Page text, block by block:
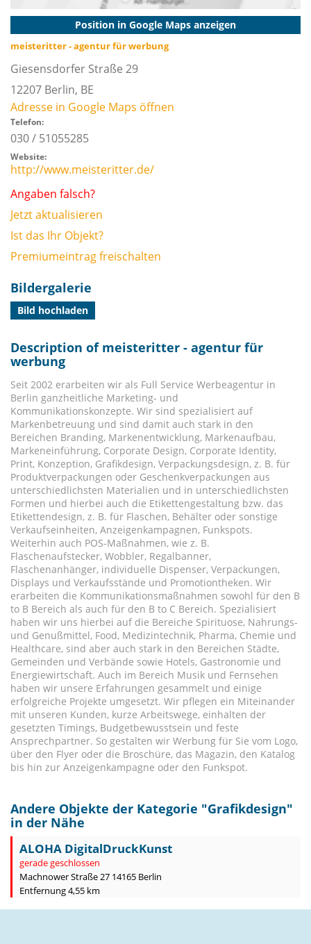
Position in Google Maps anzeigen
meisteritter - agentur für werbung
Giesensdorfer Straße 29
12207 Berlin, BE
Adresse in Google Maps öffnen
Telefon:
030 / 51055285
Website:
http://www.meisteritter.de/
Angaben falsch?
Jetzt aktualisieren
Ist das Ihr Objekt?
Premiumeintrag freischalten
Bildergalerie
Bild hochladen
Description of meisteritter - agentur für
werbung
Seit 2002 erarbeiten wir als Full Service Werbeagentur in
Berlin ganzheitliche Marketing- und
Kommunikationskonzepte. Wir sind spezialisiert auf
Markenbetreuung und sind damit auch stark in den
Bereichen Branding, Markenentwicklung, Markenaufbau,
Markeneinführung, Corporate Design, Corporate Identity,
Print, Konzeption, Grafikdesign, Verpackungsdesign, z. B. für
Produktverpackungen oder Geschenkverpackungen aus
unterschiedlichsten Materialien und in unterschiedlichsten
Formen und hierbei auch die Etikettengestaltung bzw. das
Etikettendesign, z. B. für Flaschen, Behälter oder sonstige
Verkaufseinheiten, Anzeigenkampagnen, Funkspots.
Weiterhin auch POS-Maßnahmen, wie z. B.
Flaschenaufstecker, Wobbler, Regalbanner,
Flaschenanhänger, individuelle Dispenser, Verpackungen,
Displays und Verkaufsstände und Promotiontheken. Wir
erarbeiten die Kommunikationsmaßnahmen sowohl für den B
to B Bereich als auch für den B to C Bereich. Spezialisiert
haben wir uns hierbei auf die Bereiche Spirituose, Nahrungs-
und Genußmittel, Food, Medizintechnik, Pharma, Chemie und
Healthcare, sind aber auch stark in den Bereichen Städte,
Gemeinden und Verbände sowie Hotels, Gastronomie und
Energiewirtschaft. Auch im Bereich Musik und Fernsehen
haben wir unsere Erfahrungen gesammelt und einige
erfolgreiche Projekte umgesetzt. Wir pflegen ein Miteinander
mit unseren Kunden, kurze Arbeitswege, einhalten der
gesetzten Timings, Budgetbewusstsein und feste
Ansprechpartner. So gestalten wir Werbung für Sie vom Logo,
über den Flyer oder die Broschüre, das Magazin, den Katalog
bis hin zur Anzeigenkampagne oder den Funkspot.
Andere Objekte der Kategorie "Grafikdesign"
in der Nähe
ALOHA DigitalDruckKunst
gerade geschlossen
Machnower Straße 27 14165 Berlin
Entfernung 4,55 km